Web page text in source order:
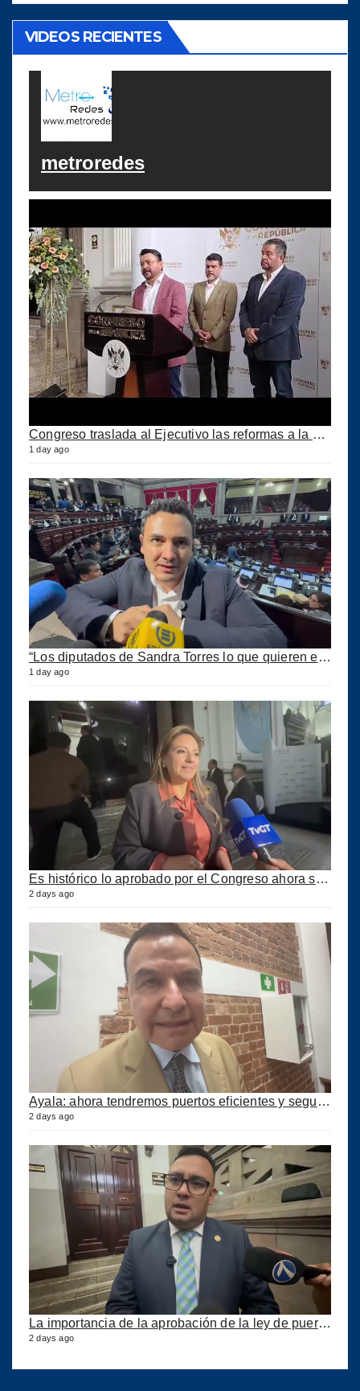
VIDEOS RECIENTES
metroredes
Congreso traslada al Ejecutivo las reformas a la Ley del IUSI tras firma del Decreto 18-2026
1 day ago
1 day ago
Es histórico lo aprobado por el Congreso ahora se podrán construir puertos privados
2 days ago
2 days ago
La importancia de la aprobación de la ley de puertos
2 days ago